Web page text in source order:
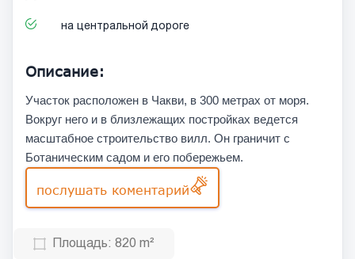
на центральной дороге
Описание:
Участок расположен в Чакви, в 300 метрах от моря.
Вокруг него и в близлежащих постройках ведется
масштабное строительство вилл. Он граничит с
Ботаническим садом и его побережьем.
послушать коментарий
Площадь: 820 m²